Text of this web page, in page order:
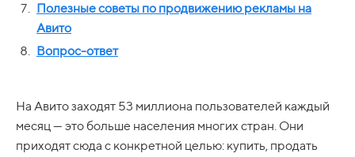
Полезные советы по продвижению рекламы на
Авито
Вопрос-ответ
На Авито заходят 53 миллиона пользователей каждый
месяц — это больше населения многих стран. Они
приходят сюда с конкретной целью: купить, продать